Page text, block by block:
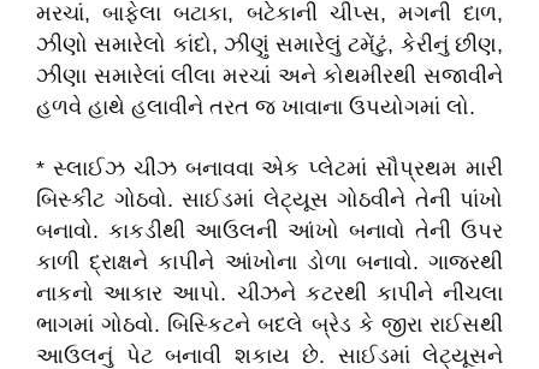
મરચાં, બાફેલા બટાકા, બટેકાની ચીપ્સ, મગની દાળ,
ઝીણો સમારેલો કાંદો, ઝીણું સમારેલું ટમેંટું, કેરીનું છીણ,
ઝીણા સમારેલાં લીલા મરચાં અને કોથમીરથી સજાવીને
હળવે હાથે હલાવીને તરત જ ખાવાના ઉપયોગમાં લો.
* સ્લાઈઝ ચીઝ બનાવવા એક પ્લેટમાં સૌપ્રથમ મારી
બિસ્કીટ ગોઠવો. સાઈડમાં લેટ્યૂસ ગોઠવીને તેની પાંખો
બનાવો. કાકડીથી આઉલની આંખો બનાવો તેની ઉપર
કાળી દ્રાક્ષને કાપીને આંખોના ડોળા બનાવો. ગાજરથી
નાકનો આકાર આપો. ચીઝને કટરથી કાપીને નીચલા
ભાગમાં ગોઠવો. બિસ્કિટને બદલે બ્રેડ કે જીરા રાઈસથી
આઉલનું પેટ બનાવી શકાય છે. સાઈડમાં લેટ્યૂસને